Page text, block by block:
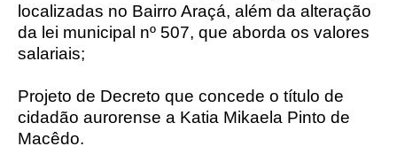
localizadas no Bairro Araçá, além da alteração
da lei municipal nº 507, que aborda os valores
salariais;
Projeto de Decreto que concede o título de
cidadão aurorense a Katia Mikaela Pinto de
Macêdo.